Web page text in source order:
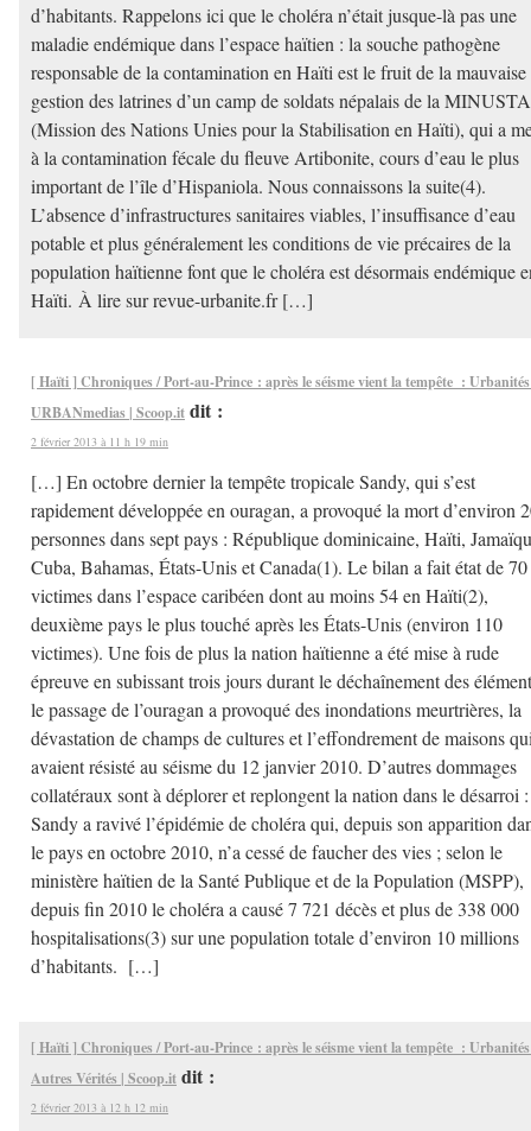
d’habitants. Rappelons ici que le choléra n’était jusque-là pas une
maladie endémique dans l’espace haïtien : la souche pathogène
responsable de la contamination en Haïti est le fruit de la mauvaise
gestion des latrines d’un camp de soldats népalais de la
(Mission des Nations Unies pour la Stabilisation en Haïti), qui a
à la contamination fécale du fleuve Artibonite, cours d’eau le plus
important de l’île d’Hispaniola. Nous connaissons la suite(4).
L’absence d’infrastructures sanitaires viables, l’insuffisance d’eau
potable et plus généralement les conditions de vie précaires de la
population haïtienne font que le choléra est désormais endémique
Haïti. À lire sur revue-urbanite.fr […]
[ Haïti ] Chroniques / Port-au-Prince : après le séisme vient la tempête :
URBANmedias | Scoop.it dit :
2 février 2013 à 11 h 19 min
[…] En octobre dernier la tempête tropicale Sandy, qui s’est
rapidement développée en ouragan, a provoqué la mort d’environ
personnes dans sept pays : République dominicaine, Haïti,
Cuba, Bahamas, États-Unis et Canada(1). Le bilan a fait état de 70
victimes dans l’espace caribéen dont au moins 54 en Haïti(2),
deuxième pays le plus touché après les États-Unis (environ 110
victimes). Une fois de plus la nation haïtienne a été mise à rude
épreuve en subissant trois jours durant le déchaînement des
le passage de l’ouragan a provoqué des inondations meurtrières, la
dévastation de champs de cultures et l’effondrement de maisons
avaient résisté au séisme du 12 janvier 2010. D’autres dommages
collatéraux sont à déplorer et replongent la nation dans le désarroi :
Sandy a ravivé l’épidémie de choléra qui, depuis son apparition
le pays en octobre 2010, n’a cessé de faucher des vies ; selon le
ministère haïtien de la Santé Publique et de la Population (MSPP),
depuis fin 2010 le choléra a causé 7 721 décès et plus de 338 000
hospitalisations(3) sur une population totale d’environ 10 millions
d’habitants. […]
[ Haïti ] Chroniques / Port-au-Prince : après le séisme vient la tempête :
Autres Vérités | Scoop.it dit :
2 février 2013 à 12 h 12 min